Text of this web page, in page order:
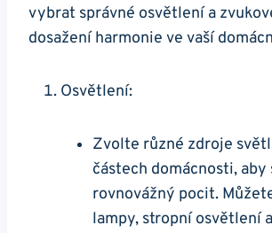
vybrat správné osvětlení a
dosažení harmonie ve vaší
Osvětlení:
Zvolte různé zdroje
částech domácnosti,
rovnovážný pocit.
lampy, stropní osvětlení